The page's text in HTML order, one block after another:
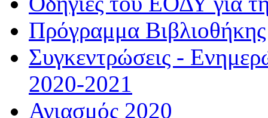
Πρόγραμμα
Συγκεντρώσεις -
2020-2021
Αγιασμός 2020